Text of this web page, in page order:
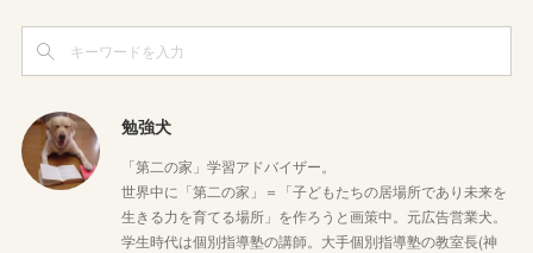
勉強犬
「第二の家」学習アドバイザー。
世界中に「第二の家」＝「子どもたちの居場所であり未来を
生きる力を育てる場所」を作ろうと画策中。元広告営業犬。
学生時代は個別指導塾の講師。大手個別指導塾の教室長(神